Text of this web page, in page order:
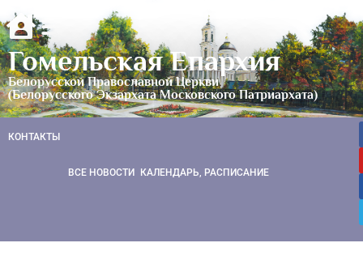
Гомельская Епархия
Белорусской Православной Церкви
(Белорусского Экзархата Московского Патриархата)
КОНТАКТЫ
ВСЕ НОВОСТИ КАЛЕНДАРЬ, РАСПИСАНИЕ